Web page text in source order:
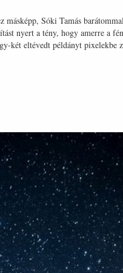
másképp, Sóki Tamás
nyert a tény, hogy amerre a
két eltévedt példányt pixelekbe